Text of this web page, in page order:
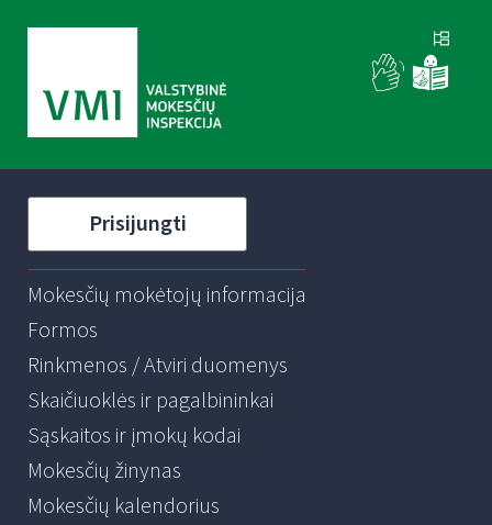
Prisijungti
Mokesčių mokėtojų informacija
Formos
Rinkmenos / Atviri duomenys
Skaičiuoklės ir pagalbininkai
Sąskaitos ir įmokų kodai
Mokesčių žinynas
Mokesčių kalendorius